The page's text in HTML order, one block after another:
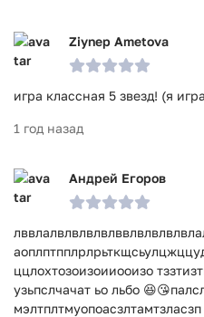
Ziynep Ametova
игра классная 5 звезд! (я
1 год назад
Андрей Егоров
ццлохтозоизоииооизо
узьпслчачат ьо льбо